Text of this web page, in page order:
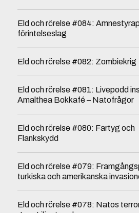
Eld och rörelse #084:
förintelseslag
Eld och rörelse #082: Zombiekrig
Eld och rörelse #081: Livepodd
Amalthea Bokkafé – Natofrågor
Eld och rörelse #080: Fartyg och
Flankskydd
Eld och rörelse #079:
turkiska och amerikanska
Eld och rörelse #078: Natos